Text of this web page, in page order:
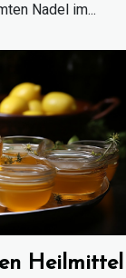
Nadel im...
Heilmittel